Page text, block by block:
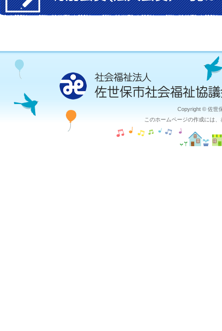
Copyright © 佐世
このホームページの作成には